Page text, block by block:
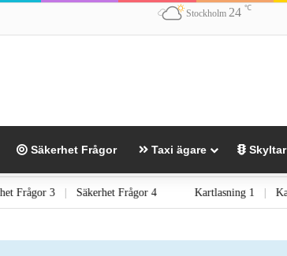
Stockholm 24 ℃
Säkerhet Frågor Taxi ägare Skyltar
Säkerhet Frågor 3 | Säkerhet Frågor 4 Kartlasning 1